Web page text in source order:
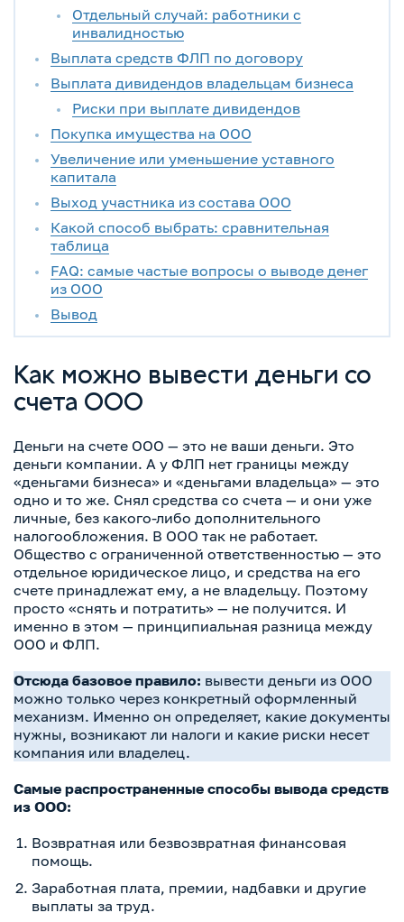
Отдельный случай: работники с
инвалидностью
Выплата средств ФЛП по договору
Выплата дивидендов владельцам бизнеса
Риски при выплате дивидендов
Покупка имущества на ООО
Увеличение или уменьшение уставного
капитала
Выход участника из состава ООО
Какой способ выбрать: сравнительная
таблица
FAQ: самые частые вопросы о выводе денег
из ООО
Вывод
Как можно вывести деньги со
счета ООО
Деньги на счете ООО — это не ваши деньги. Это
деньги компании. А у ФЛП нет границы между
«деньгами бизнеса» и «деньгами владельца» — это
одно и то же. Снял средства со счета — и они уже
личные, без какого-либо дополнительного
налогообложения. В ООО так не работает.
Общество с ограниченной ответственностью — это
отдельное юридическое лицо, и средства на его
счете принадлежат ему, а не владельцу. Поэтому
просто «снять и потратить» — не получится. И
именно в этом — принципиальная разница между
ООО и ФЛП.
Отсюда базовое правило: вывести деньги из ООО
можно только через конкретный оформленный
механизм. Именно он определяет, какие документы
нужны, возникают ли налоги и какие риски несет
компания или владелец.
Самые распространенные способы вывода средств
из ООО:
Возвратная или безвозвратная финансовая
помощь.
Заработная плата, премии, надбавки и другие
выплаты за труд.